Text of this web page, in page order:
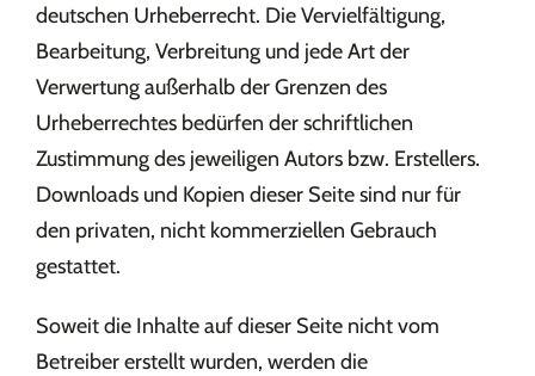
deutschen Urheberrecht. Die Vervielfältigung,
Bearbeitung, Verbreitung und jede Art der
Verwertung außerhalb der Grenzen des
Urheberrechtes bedürfen der schriftlichen
Zustimmung des jeweiligen Autors bzw. Erstellers.
Downloads und Kopien dieser Seite sind nur für
den privaten, nicht kommerziellen Gebrauch
gestattet.
Soweit die Inhalte auf dieser Seite nicht vom
Betreiber erstellt wurden, werden die